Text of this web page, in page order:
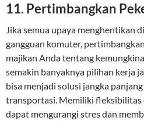
11. Pertimbangkan
Jika semua upaya menghentikan
gangguan komuter,
majikan Anda tentang
semakin banyaknya pilihan kerja
bisa menjadi solusi jangka
transportasi. Memiliki fleksibilitas
dapat mengurangi stres dan